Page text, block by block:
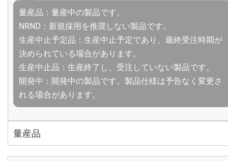
量産品：量産中の製品です。
NRND：新規採用を推奨しない製品です。
生産中止予定品：生産中止予定であり、最終受注時期が
決められている場合があります。
生産中止品：生産終了し、受注していない製品です。
開発中：開発中の製品です。製品仕様は予告なく変更さ
れる場合があります。
量産品